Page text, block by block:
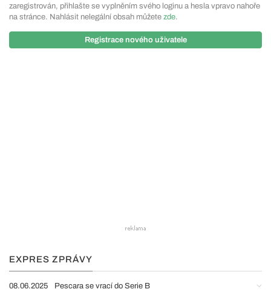
zaregistrován, přihlašte se vyplněním svého loginu a hesla vpravo nahoře
na stránce. Nahlásit nelegální obsah můžete zde.
Registrace nového uživatele
EXPRES ZPRÁVY
08.06.2025 Pescara se vrací do Serie B